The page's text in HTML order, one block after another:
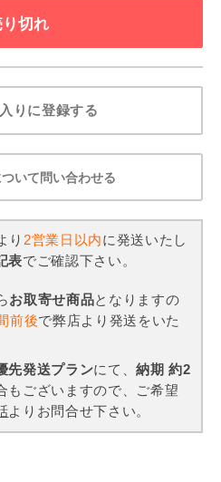
りに登録する
いて問い合わせる
り 2営業日以内に発送いたし
表でご確認下さい。
お取寄せ商品となりますの
前後で弊店より発送をいた
先発送プランにて、納期 約2
もございますので、ご希望
よりお問合せ下さい。